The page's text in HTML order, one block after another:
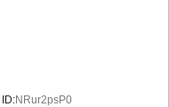
ID:NRur2psP0